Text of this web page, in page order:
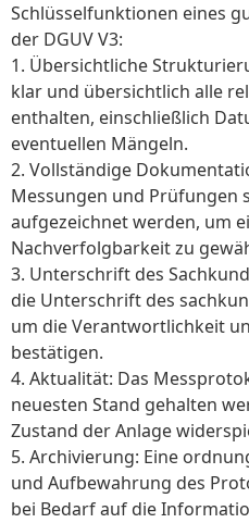
Schlüsselfunktionen eines
der DGUV V3:
1. Übersichtliche
klar und übersichtlich alle
enthalten, einschließlich
eventuellen Mängeln.
2. Vollständige
Messungen und Prüfungen
aufgezeichnet werden, um
Nachverfolgbarkeit zu
3. Unterschrift des
die Unterschrift des
um die Verantwortlichkeit
bestätigen.
4. Aktualität: Das
neuesten Stand gehalten
Zustand der Anlage
5. Archivierung: Eine
und Aufbewahrung des
bei Bedarf auf die